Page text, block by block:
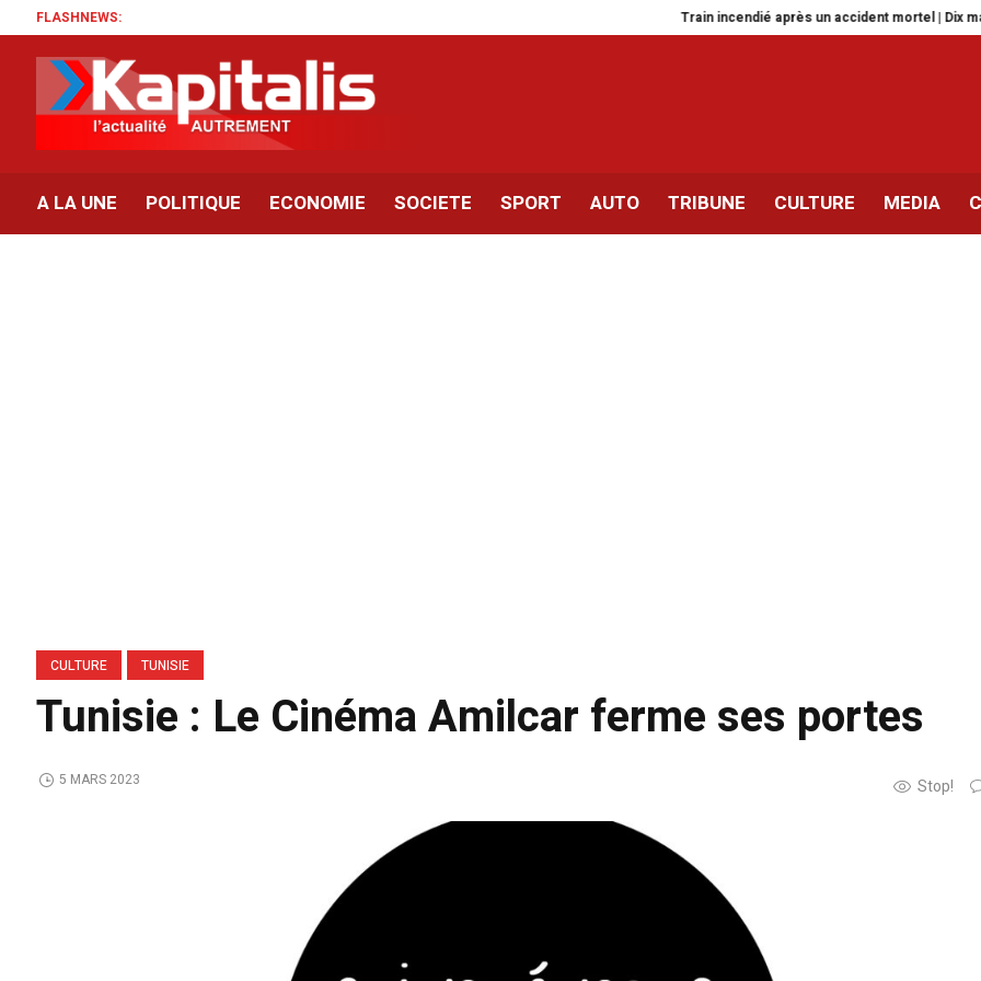
FLASHNEWS: Train incendié après un accident mortel | Dix mandats de
A LA UNE POLITIQUE ECONOMIE SOCIETE SPORT AUTO TRIBUNE CULTURE MEDIA
CULTURE TUNISIE
Tunisie : Le Cinéma Amilcar ferme ses portes
Stop!
5 MARS 2023